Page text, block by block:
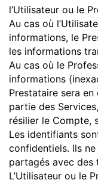
l’Utilisateur ou le
Au cas où
informations, le
les informations
Au cas où le
informations
Prestataire sera
partie des
résilier le Compte,
Les identifiants
confidentiels. Ils
partagés avec des
L’Utilisateur ou le